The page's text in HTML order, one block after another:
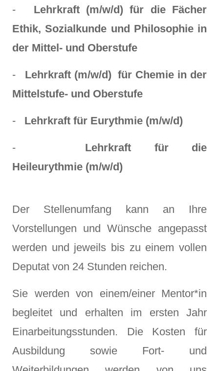
-
Lehrkraft (m/w/d) für die Fächer
Ethik, Sozialkunde und Philosophie in
der Mittel- und Oberstufe
-
Lehrkraft (m/w/d) für Chemie in der
Mittelstufe- und Oberstufe
- Lehrkraft für Eurythmie (m/w/d)
- Lehrkraft für die
Heileurythmie (m/w/d)
Der Stellenumfang kann an Ihre
Vorstellungen und Wünsche angepasst
werden und jeweils bis zu einem vollen
Deputat von 24 Stunden reichen.
Sie werden von einem/einer Mentor*in
begleitet und erhalten im ersten Jahr
Einarbeitungsstunden. Die Kosten für
Ausbildung sowie Fort- und